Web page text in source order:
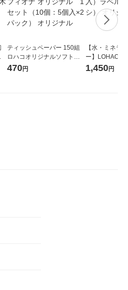
ティッシュペーパー 150組
ロハコオリジナルソフトパ
ックティッシュ フィオナ オ
470円
【水・ミネラ
ー】LOHACO
1箱（20本入
1,450円